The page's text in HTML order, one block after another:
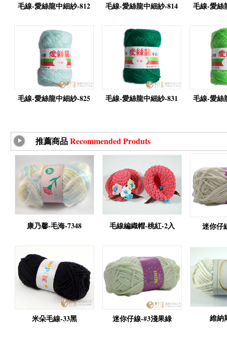
毛線-愛絲龍中細紗-812 毛線-愛絲龍中細紗-814 毛線-愛絲
毛線-愛絲龍中細紗-825 毛線-愛絲龍中細紗-831 毛線-愛絲
推薦商品Recommended Produts
康乃馨-毛海-7348 毛線編織帽-桃紅-2入 迷你仔
米朵毛線-33黑 迷你仔線-#3淺果綠 維納